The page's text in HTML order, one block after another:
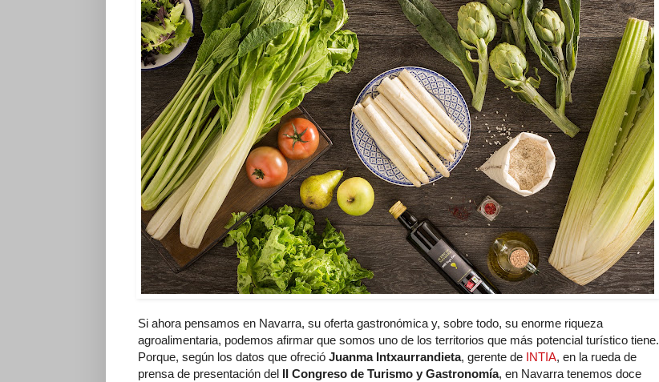
Si ahora pensamos en Navarra, su oferta gastronómica y, sobre todo, su enorme riqueza
agroalimentaria, podemos afirmar que somos uno de los territorios que más potencial turístico tiene.
Porque, según los datos que ofreció Juanma Intxaurrandieta, gerente de INTIA, en la rueda de
prensa de presentación del II Congreso de Turismo y Gastronomía, en Navarra tenemos doce